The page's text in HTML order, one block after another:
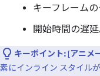
キーフレームの
開始時間の遅延
キーポイント:[アニメ
素にインライン スタイル